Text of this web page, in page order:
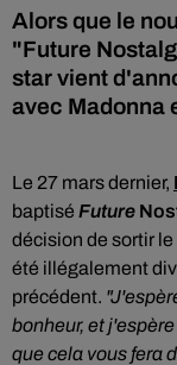
Alors que le
"Future
star vient
avec Madonna
Le 27 mars dernier,
baptisé Future
décision de sortir
été illégalement
précédent.
bonheur, et
que cela vous fera